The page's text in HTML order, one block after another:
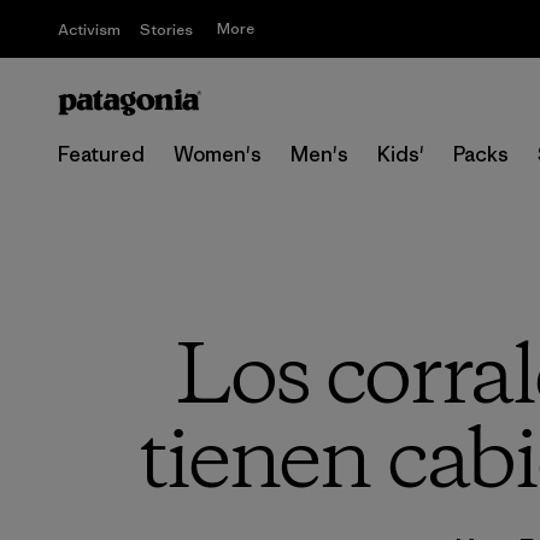
Activism Stories More
Featured Women's Men's Kids' Packs
Los
tienen